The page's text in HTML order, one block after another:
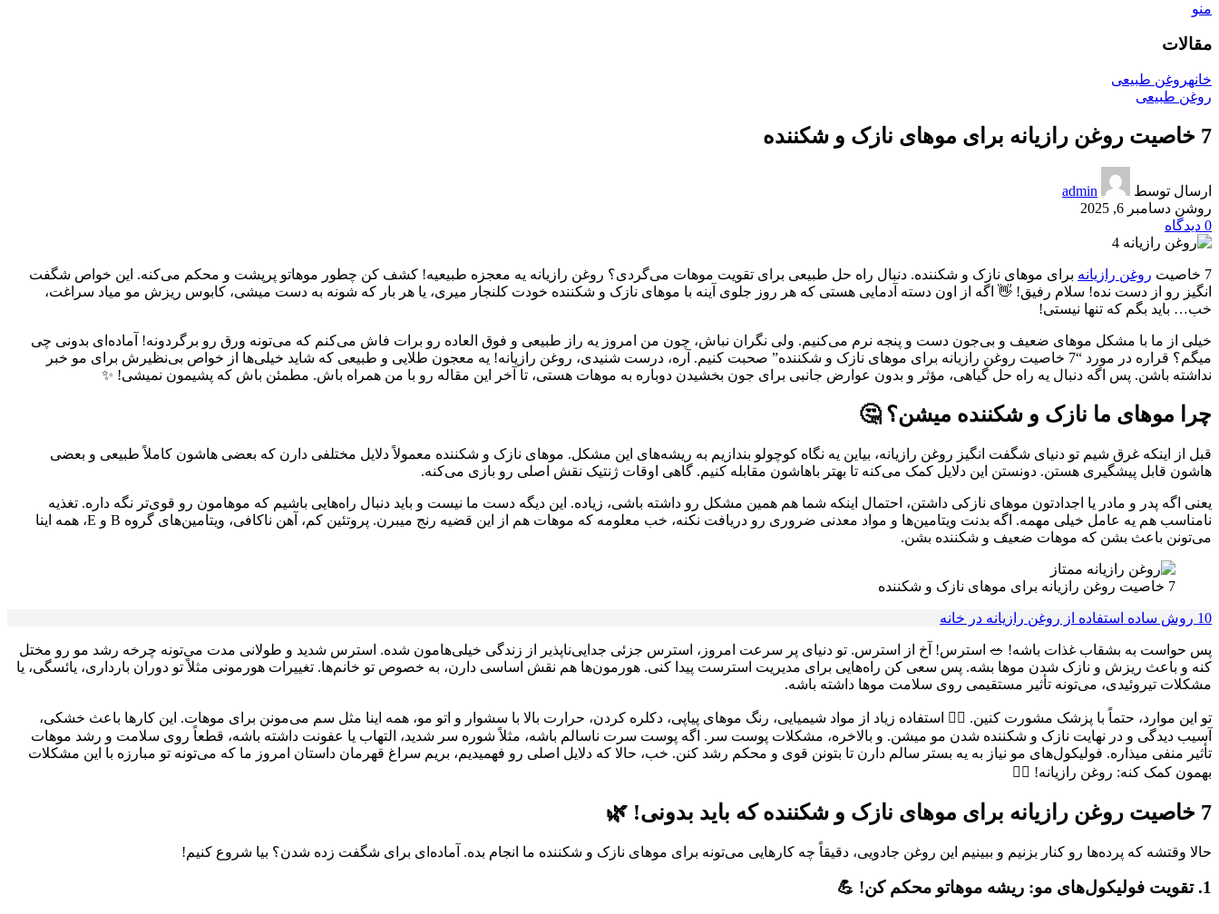
منو
مقالات
خانهروغن طبیعی
روغن طبیعی
7 خاصیت روغن رازیانه برای موهای نازک و شکننده
ارسال توسط
admin
روشن دسامبر 6, 2025
0 دیدگاه
7 خاصیت روغن رازیانه برای موهای نازک و شکننده. دنبال راه حل طبیعی برای تقویت موهات می‌گردی؟ روغن رازیانه یه معجزه طبیعیه! کشف کن چطور موهاتو پرپشت و محکم می‌کنه. این خواص شگفت
انگیز رو از دست نده! سلام رفیق! 👋 اگه از اون دسته آدمایی هستی که هر روز جلوی آینه با موهای نازک و شکننده خودت کلنجار میری، یا هر بار که شونه به دست میشی، کابوس ریزش مو میاد سراغت،
خب… باید بگم که تنها نیستی!
خیلی از ما با مشکل موهای ضعیف و بی‌جون دست و پنجه نرم می‌کنیم. ولی نگران نباش، چون من امروز یه راز طبیعی و فوق العاده رو برات فاش می‌کنم که می‌تونه ورق رو برگردونه! آماده‌ای بدونی چی
میگم؟ قراره در مورد “7 خاصیت روغن رازیانه برای موهای نازک و شکننده” صحبت کنیم. آره، درست شنیدی، روغن رازیانه! یه معجون طلایی و طبیعی که شاید خیلی‌ها از خواص بی‌نظیرش برای مو خبر
نداشته باشن. پس اگه دنبال یه راه حل گیاهی، مؤثر و بدون عوارض جانبی برای جون بخشیدن دوباره به موهات هستی، تا آخر این مقاله رو با من همراه باش. مطمئن باش که پشیمون نمیشی! ✨
چرا موهای ما نازک و شکننده میشن؟ 🤔
قبل از اینکه غرق شیم تو دنیای شگفت انگیز روغن رازیانه، بیاین یه نگاه کوچولو بندازیم به ریشه‌های این مشکل. موهای نازک و شکننده معمولاً دلایل مختلفی دارن که بعضی هاشون کاملاً طبیعی و بعضی
هاشون قابل پیشگیری هستن. دونستن این دلایل کمک می‌کنه تا بهتر باهاشون مقابله کنیم. گاهی اوقات ژنتیک نقش اصلی رو بازی می‌کنه.
یعنی اگه پدر و مادر یا اجدادتون موهای نازکی داشتن، احتمال اینکه شما هم همین مشکل رو داشته باشی، زیاده. این دیگه دست ما نیست و باید دنبال راه‌هایی باشیم که موهامون رو قوی‌تر نگه داره. تغذیه
نامناسب هم یه عامل خیلی مهمه. اگه بدنت ویتامین‌ها و مواد معدنی ضروری رو دریافت نکنه، خب معلومه که موهات هم از این قضیه رنج میبرن. پروتئین کم، آهن ناکافی، ویتامین‌های گروه B و E، همه اینا
می‌تونن باعث بشن که موهات ضعیف و شکننده بشن.
7 خاصیت روغن رازیانه برای موهای نازک و شکننده
10 روش ساده استفاده از روغن رازیانه در خانه
پس حواست به بشقاب غذات باشه! 🥗 استرس! آخ از استرس. تو دنیای پر سرعت امروز، استرس جزئی جدایی‌ناپذیر از زندگی خیلی‌هامون شده. استرس شدید و طولانی مدت می‌تونه چرخه رشد مو رو مختل
کنه و باعث ریزش و نازک شدن موها بشه. پس سعی کن راه‌هایی برای مدیریت استرست پیدا کنی. هورمون‌ها هم نقش اساسی دارن، به خصوص تو خانم‌ها. تغییرات هورمونی مثلاً تو دوران بارداری، یائسگی، یا
مشکلات تیروئیدی، می‌تونه تأثیر مستقیمی روی سلامت موها داشته باشه.
تو این موارد، حتماً با پزشک مشورت کنین. 👩‍⚕️ استفاده زیاد از مواد شیمیایی، رنگ موهای پیاپی، دکلره کردن، حرارت بالا با سشوار و اتو مو، همه اینا مثل سم می‌مونن برای موهات. این کارها باعث خشکی،
آسیب دیدگی و در نهایت نازک و شکننده شدن مو میشن. و بالاخره، مشکلات پوست سر. اگه پوست سرت ناسالم باشه، مثلاً شوره سر شدید، التهاب یا عفونت داشته باشه، قطعاً روی سلامت و رشد موهات
تأثیر منفی میذاره. فولیکول‌های مو نیاز به یه بستر سالم دارن تا بتونن قوی و محکم رشد کنن. خب، حالا که دلایل اصلی رو فهمیدیم، بریم سراغ قهرمان داستان امروز ما که می‌تونه تو مبارزه با این مشکلات
بهمون کمک کنه: روغن رازیانه! 🦸‍♀️
7 خاصیت روغن رازیانه برای موهای نازک و شکننده که باید بدونی! 🌿
حالا وقتشه که پرده‌ها رو کنار بزنیم و ببینیم این روغن جادویی، دقیقاً چه کارهایی می‌تونه برای موهای نازک و شکننده ما انجام بده. آماده‌ای برای شگفت زده شدن؟ بیا شروع کنیم!
1. تقویت فولیکول‌های مو: ریشه موهاتو محکم کن! 💪